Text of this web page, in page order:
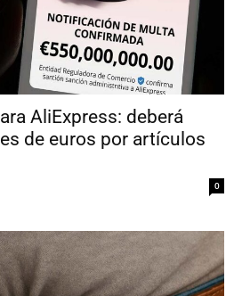
AliExpress: deberá
de euros por artículos
0